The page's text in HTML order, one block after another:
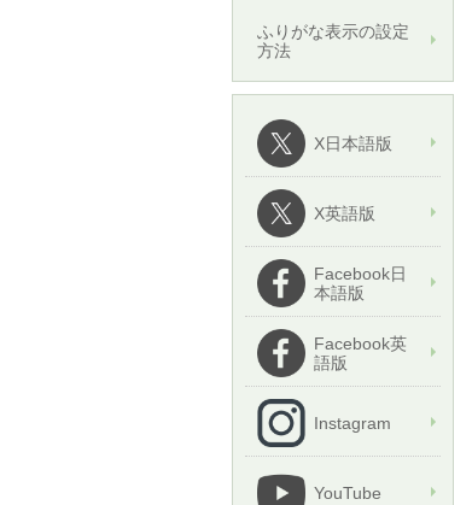
ふりがな表示の設定
方法
X日本語版
X英語版
Facebook日
本語版
Facebook英
語版
Instagram
YouTube